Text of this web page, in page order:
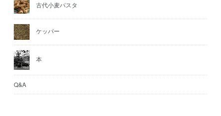
古代小麦パスタ
ケッパー
本
Q&A